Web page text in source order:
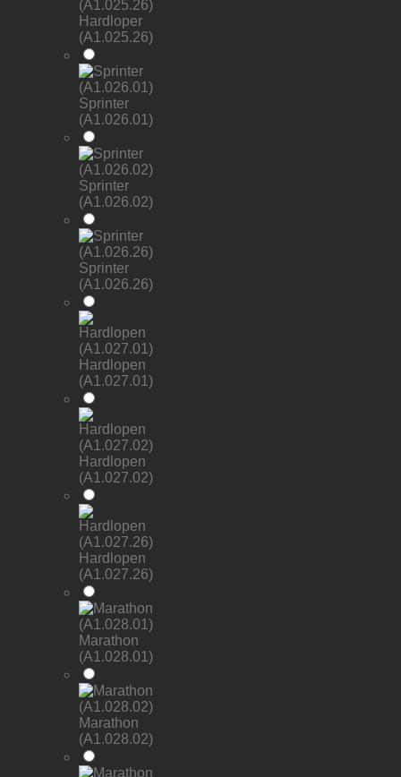
Hardloper
(A1.025.26)
Sprinter
(A1.026.01)
Sprinter
(A1.026.02)
Sprinter
(A1.026.26)
Hardlopen
(A1.027.01)
Hardlopen
(A1.027.02)
Hardlopen
(A1.027.26)
Marathon
(A1.028.01)
Marathon
(A1.028.02)